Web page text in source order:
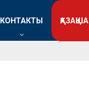
КОНТАКТЫ ҚАЗАҚША